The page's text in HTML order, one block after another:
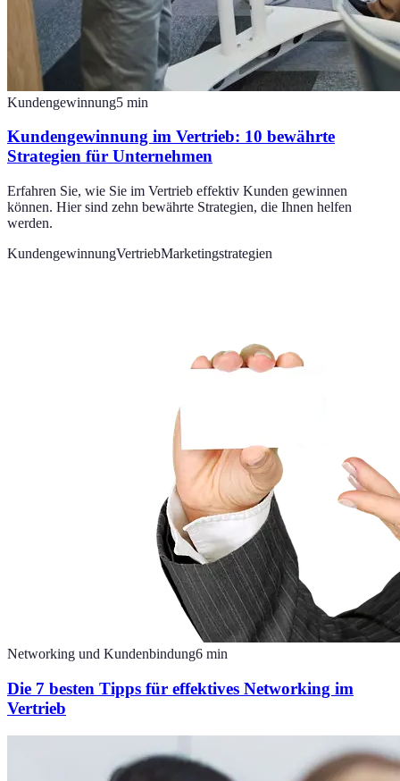
Kundengewinnung5 min
Kundengewinnung im Vertrieb: 10 bewährte
Strategien für Unternehmen
Erfahren Sie, wie Sie im Vertrieb effektiv Kunden gewinnen
können. Hier sind zehn bewährte Strategien, die Ihnen helfen
werden.
KundengewinnungVertriebMarketingstrategien
Networking und Kundenbindung6 min
Die 7 besten Tipps für effektives Networking im
Vertrieb